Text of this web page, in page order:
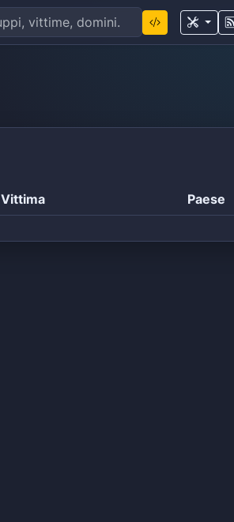
Vittima Paese